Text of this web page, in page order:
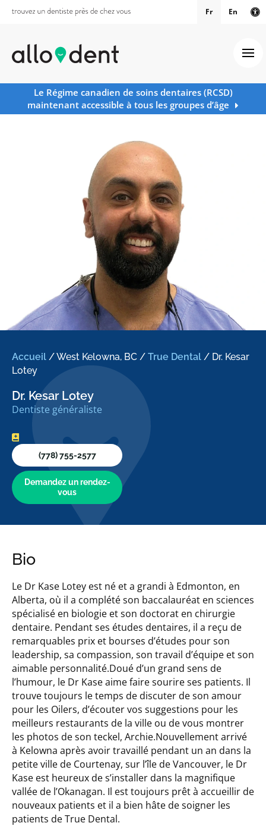
Fr En
Le Régime canadien de soins dentaires (RCSD)
maintenant accessible à tous les groupes d’âge
Accueil /West Kelowna, BC / True Dental / Dr. Kesar
Lotey
Dr. Kesar Lotey
Dentiste généraliste
(778) 755-2577
Demandez un rendez-
vous
Bio
Le Dr Kase Lotey est né et a grandi à Edmonton, en
Alberta, où il a complété son baccalauréat en sciences
spécialisé en biologie et son doctorat en chirurgie
dentaire. Pendant ses études dentaires, il a reçu de
remarquables prix et bourses d’études pour son
leadership, sa compassion, son travail d’équipe et son
aimable personnalité.Doué d’un grand sens de
l’humour, le Dr Kase aime faire sourire ses patients. Il
trouve toujours le temps de discuter de son amour
pour les Oilers, d’écouter vos suggestions pour les
meilleurs restaurants de la ville ou de vous montrer
les photos de son teckel, Archie.Nouvellement arrivé
à Kelowna après avoir travaillé pendant un an dans la
petite ville de Courtenay, sur l’île de Vancouver, le Dr
Kase est heureux de s’installer dans la magnifique
vallée de l’Okanagan. Il est toujours prêt à accueillir de
nouveaux patients et il a bien hâte de soigner les
patients de True Dental.